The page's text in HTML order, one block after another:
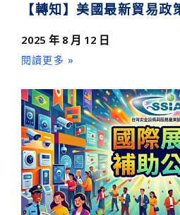
【轉知】美國最新貿易政
2025 年 8 月 12 日
閱讀更多 »